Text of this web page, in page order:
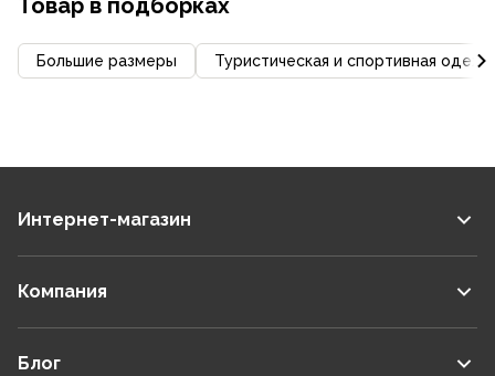
Товар в подборках
Большие размеры Туристическая и спортивная
Интернет-магазин
Компания
Блог